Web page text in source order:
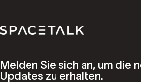
Spacetalk
Melden Sie sich an, um die
Updates zu erhalten.